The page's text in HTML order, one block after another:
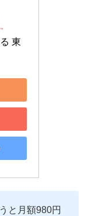
東
と月額980円